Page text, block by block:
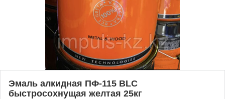
Эмаль алкидная ПФ-115 BLC
быстросохнущая желтая 25кг